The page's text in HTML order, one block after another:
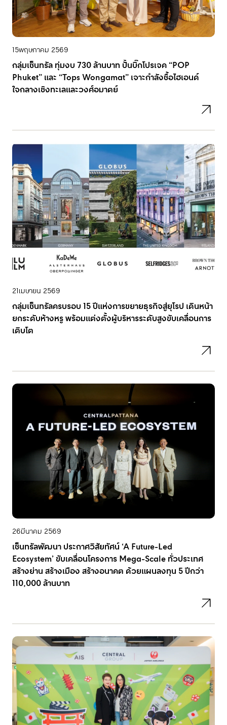
15พฤษภาคม 2569
กลุ่มเซ็นทรัล ทุ่มงบ 730 ล้านบาท ปั้นบิ๊กโปรเจค “POP
Phuket” และ “Tops Wongamat” เจาะกำลังซื้อไฮเอนด์
ใจกลางเชิงทะเลและวงศ์อมาตย์
21เมษายน 2569
กลุ่มเซ็นทรัลครบรอบ 15 ปีแห่งการขยายธุรกิจสู่ยุโรป เดินหน้า
ยกระดับห้างหรู พร้อมแต่งตั้งผู้บริหารระดับสูงขับเคลื่อนการ
เติบโต
26มีนาคม 2569
เซ็นทรัลพัฒนา ประกาศวิสัยทัศน์ ‘A Future-Led
Ecosystem’ ขับเคลื่อนโครงการ Mega-Scale ทั่วประเทศ
สร้างย่าน สร้างเมือง สร้างอนาคต ด้วยแผนลงทุน 5 ปีกว่า
110,000 ล้านบาท